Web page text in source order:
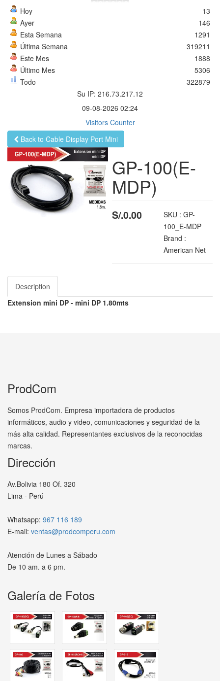
Hoy
Ayer
Esta Semana
Última Semana
Este Mes
Último Mes
Todo
13
146
1291
319211
1888
5306
322879
Su IP: 216.73.217.12
09-08-2026 02:24
Visitors Counter
Back to Cable Display Port Mini
GP-100(E-
MDP)
S/.0.00 SKU : GP-
100_E-MDP
Brand :
American Net
Description
Extension mini DP - mini DP 1.80mts
ProdCom
Somos ProdCom. Empresa importadora de productos
informáticos, audio y video, comunicaciones y seguridad de la
más alta calidad. Representantes exclusivos de la reconocidas
marcas.
Dirección
Av.Bolivia 180 Of. 320
Lima - Perú
Whatsapp: 967 116 189
E-mail: ventas@prodcomperu.com
Atención de Lunes a Sábado
De 10 am. a 6 pm.
Galería de Fotos